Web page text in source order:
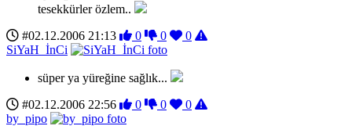
tesekkürler özlem..
#02.12.2006 21:13
0 0
0
SiYaH_İnCi
süper ya yüreğine sağlık...
#02.12.2006 22:56
0 0
0
by_pipo